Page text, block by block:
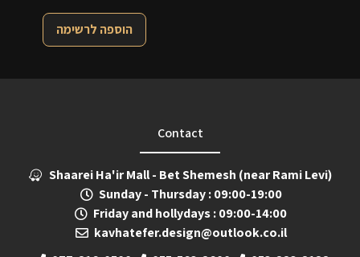
הוספה לרשימה
Contact
Shaarei Ha'ir Mall - Bet Shemesh (near Rami Levi)
Sunday - Thursday : 09:00-19:00
Friday and hollydays : 09:00-14:00
kavhatefer.design@outlook.co.il